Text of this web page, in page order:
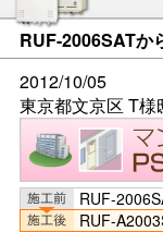
RUF-2006SATか
2012/10/05
東京都文京区 T様
RUF-
RUF-